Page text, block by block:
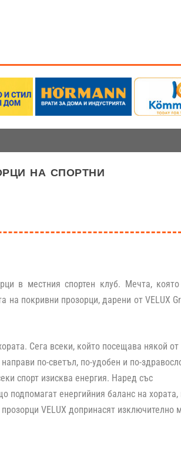
на спортни
в местния спортен клуб. Мечта,
на покривни прозорци, дарени от VELUX
Сега всеки, който посещава някой от
по-светъл, по-удобен и по-
спорт изисква енергия. Наред със
подпомагат енергийния баланс на хората,
VELUX допринасят изключително